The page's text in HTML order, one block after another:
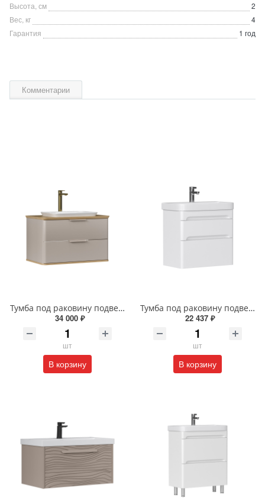
Высота, см
2
Вес, кг
4
Гарантия
1 год
Комментарии
Тумба под раковину подвесная EQUIL Десерт 80.2Я/Desert 80.2Y с ручками в цвет амарок tpDSRT80.2Y-25R амарок/дуб
34 000 ₽
шт
В корзину
Тумба под раковину подвесная EQUIL Найс 70 см tpNICE70.2Y-05 белая
22 437 ₽
шт
В корзину